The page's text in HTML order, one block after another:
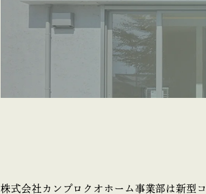
株式会社カンプロクオホーム事業部は新型